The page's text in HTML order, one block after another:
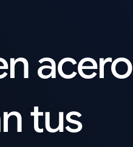
acero
tus